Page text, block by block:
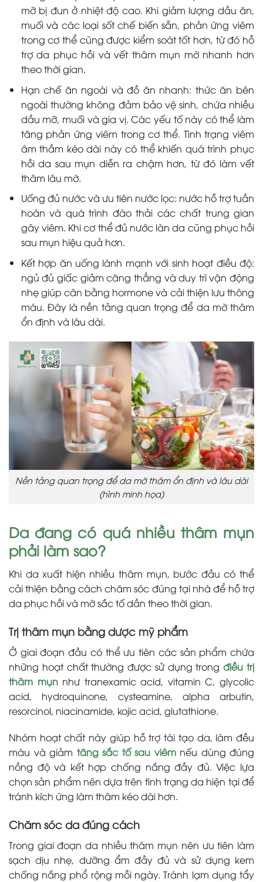
mỡ bị đun ở nhiệt độ cao. Khi giảm lượng dầu ăn,
muối và các loại sốt chế biến sẵn, phản ứng viêm
trong cơ thể cũng được kiểm soát tốt hơn, từ đó hỗ
trợ da phục hồi và vết thâm mụn mờ nhanh hơn
theo thời gian.
Hạn chế ăn ngoài và đồ ăn nhanh: thức ăn bên
ngoài thường không đảm bảo vệ sinh, chứa nhiều
dầu mỡ, muối và gia vị. Các yếu tố này có thể làm
tăng phản ứng viêm trong cơ thể. Tình trạng viêm
âm thầm kéo dài này có thể khiến quá trình phục
hồi da sau mụn diễn ra chậm hơn, từ đó làm vết
thâm lâu mờ.
Uống đủ nước và ưu tiên nước lọc: nước hỗ trợ tuần
hoàn và quá trình đào thải các chất trung gian
gây viêm. Khi cơ thể đủ nước làn da cũng phục hồi
sau mụn hiệu quả hơn.
Kết hợp ăn uống lành mạnh với sinh hoạt điều độ:
ngủ đủ giấc giảm căng thẳng và duy trì vận động
nhẹ giúp cân bằng hormone và cải thiện lưu thông
máu. Đây là nền tảng quan trọng để da mờ thâm
ổn định và lâu dài.
Nền tảng quan trọng để da mờ thâm ổn định và lâu dài
(hình minh họa)
Da đang có quá nhiều thâm mụn
phải làm sao?
Khi da xuất hiện nhiều thâm mụn, bước đầu có thể
cải thiện bằng cách chăm sóc đúng tại nhà để hỗ trợ
da phục hồi và mờ sắc tố dần theo thời gian.
Trị thâm mụn bằng dược mỹ phẩm
Ở giai đoạn đầu có thể ưu tiên các sản phẩm chứa
những hoạt chất thường được sử dụng trongđiều trị
thâm mụnnhư tranexamic acid, vitamin C, glycolic
acid, hydroquinone, cysteamine, alpha arbutin,
resorcinol, niacinamide, kojic acid, glutathione.
Nhóm hoạt chất này giúp hỗ trợ tái tạo da, làm đều
màu và giảm tăng sắc tố sau viêm nếu dùng đúng
nồng độ và kết hợp chống nắng đầy đủ. Việc lựa
chọn sản phẩm nên dựa trên tình trạng da hiện tại để
tránh kích ứng làm thâm kéo dài hơn.
Chăm sóc da đúng cách
Trong giai đoạn da nhiều thâm mụn nên ưu tiên làm
sạch dịu nhẹ, dưỡng ẩm đầy đủ và sử dụng kem
chống nắng phổ rộng mỗi ngày. Tránh lạm dụng tẩy